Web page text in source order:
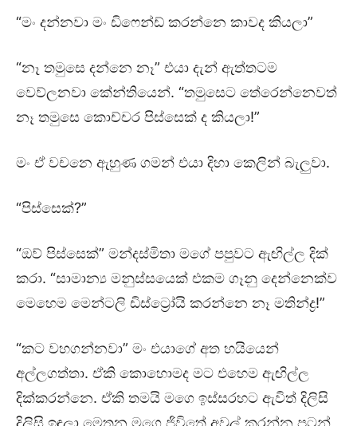
“මං දන්නවා මං ඩිෆෙන්ඩ් කරන්නෙ කාවද කියලා”
“නෑ තමුසෙ දන්නෙ නෑ” එයා දැන් ඇත්තටම
වෙව්ලනවා කේන්තියෙන්. “තමුසෙට තේරෙන්නෙවත්
නෑ තමුසෙ කොච්චර පිස්සෙක් ද කියලා!”
මං ඒ වචනෙ ඇහුණ ගමන් එයා දිහා කෙලින් බැලුවා.
“පිස්සෙක්?”
“ඔව් පිස්සෙක්” මන්දස්මිතා මගේ පපුවට ඇඟිල්ල දික්
කරා. “සාමාන්‍ය මනුස්සයෙක් එකම ගෑනු දෙන්නෙක්ව
මෙහෙම මෙන්ටලි ඩිස්ට්‍රෝයි කරන්නෙ නෑ මතින්ද්‍ර!”
“කට වහගන්නවා” මං එයාගේ අත හයියෙන්
අල්ලගත්තා. ඒකි කොහොමද මට එහෙම ඇඟිල්ල
දික්කරන්නෙ. ඒකි තමයි මගෙ ඉස්සරහට ඇවිත් දිලිසි
දිලිසි ඉඳලා මෙතන මගෙ ජිවිතේ අවුල් කරන්න පටන්